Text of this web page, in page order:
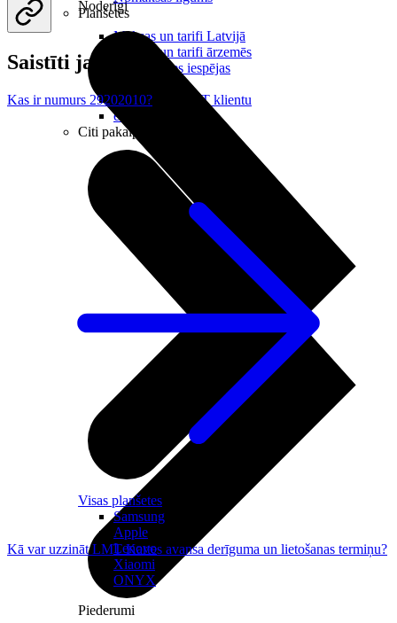
Noderīgi
Maksas un tarifi Latvijā
Maksas un tarifi ārzemēs
LMT Kartes iespējas
Kā kļūt par LMT klientu
eSIM tehnoloģija
Citi pakalpojumi
Planšetes
Visas planšetes
Samsung
Apple
Lenovo
Xiaomi
ONYX
Piederumi
Saistīti jautājumi
Kas ir numurs 29202010?
Kā var uzzināt LMT Kartes avansa derīguma un lietošanas termiņu?